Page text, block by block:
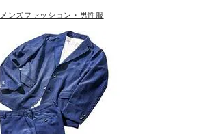
メンズファッション・男性服